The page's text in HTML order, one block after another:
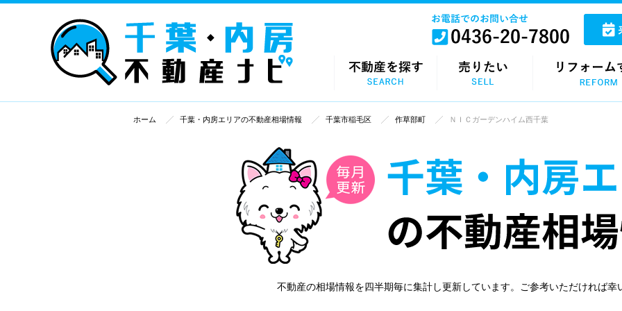
ホーム 千葉・内房エリアの不動産相場情報 千葉市稲毛区 作草部町 ＮＩＣガーデンハイム西千葉
不動産の相場情報を四半期毎に集計し更新しています。ご参考いただければ幸